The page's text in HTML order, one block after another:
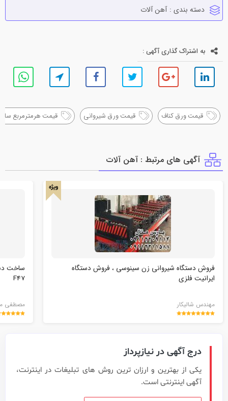
دسته بندی : آهن آلات
به اشتراک گذاری آگهی :
قیمت ورق کناف قیمت ورق شیروانی قیمت هرمترمربع
آگهی های مرتبط : آهن آلات
ویژه
فروش دستگاه شیروانی زن سینوسی ، فروش دستگاه
ایرانیت فلزی
مهندس شالیکار
F47
مصطفی
درج آگهی در نیازپرداز
یکی از بهترین و ارزان ترین روش های تبلیغات در اینترنت،
آگهی اینترنتی است.